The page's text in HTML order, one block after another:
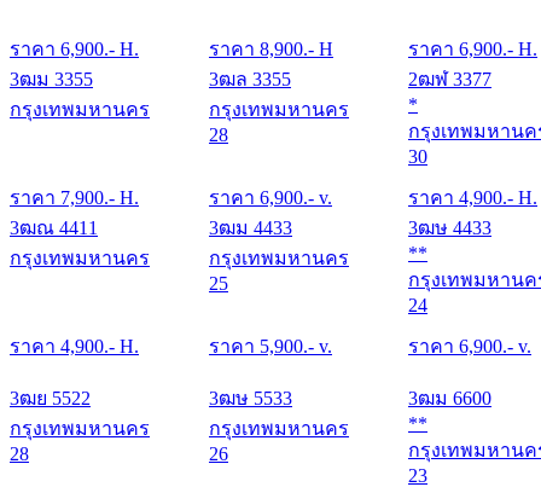
ราคา 6,900.- H. ราคา 8,900.- H ราคา 6,900.- H.
3ฒม 3355
กรุงเทพมหานคร
ราคา 7,900.- H.
3ฒล 3355
กรุงเทพมหานคร
28
ราคา 6,900.- v.
2ฒฬ 3377
*
กรุงเทพมหานค
30
ราคา 4,900.- H.
3ฒณ 4411
กรุงเทพมหานคร
ราคา 4,900.- H.
3ฒม 4433
กรุงเทพมหานคร
25
ราคา 5,900.- v.
3ฒษ 4433
**
กรุงเทพมหานค
24
ราคา 6,900.- v.
3ฒย 5522
กรุงเทพมหานคร
28
3ฒษ 5533
กรุงเทพมหานคร
26
3ฒม 6600
**
กรุงเทพมหานค
23